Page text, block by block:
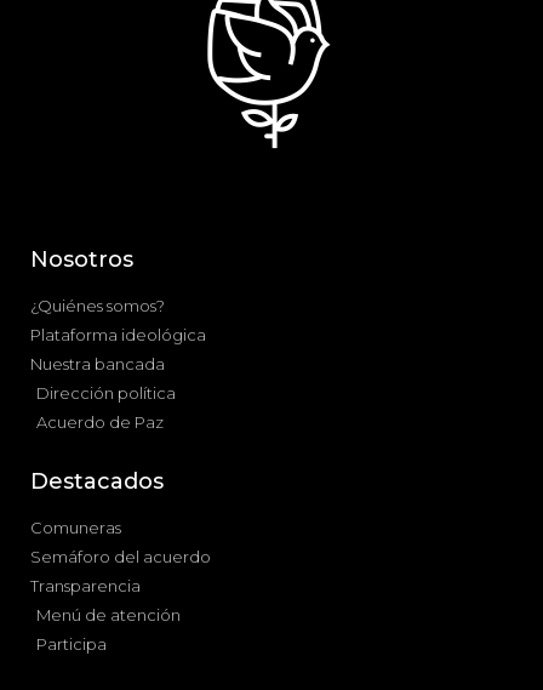
Nosotros
¿Quiénes somos?
Plataforma ideológica
Nuestra bancada
Dirección política
Acuerdo de Paz
Destacados
Comuneras
Semáforo del acuerdo
Transparencia
Menú de atención
Participa